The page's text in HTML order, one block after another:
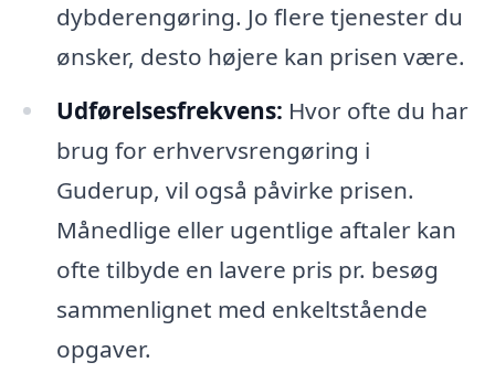
dybderengøring. Jo flere tjenester du
ønsker, desto højere kan prisen være.
Udførelsesfrekvens: Hvor ofte du har
brug for erhvervsrengøring i
Guderup, vil også påvirke prisen.
Månedlige eller ugentlige aftaler kan
ofte tilbyde en lavere pris pr. besøg
sammenlignet med enkeltstående
opgaver.